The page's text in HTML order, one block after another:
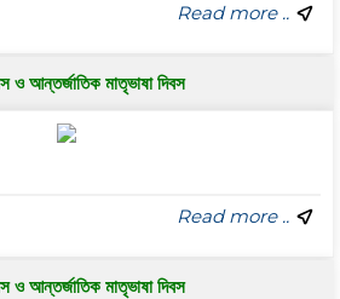
Read more ..
ও আন্তর্জাতিক মাতৃভাষা দিবস
Read more ..
ও আন্তর্জাতিক মাতৃভাষা দিবস